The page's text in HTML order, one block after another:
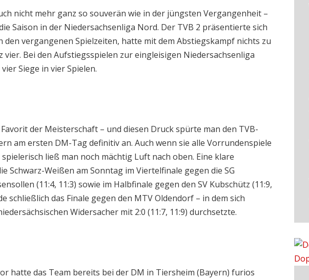
nicht mehr ganz so souverän wie in der jüngsten Vergangenheit –
Saison in der Niedersachsenliga Nord. Der TVB 2 präsentierte sich
den vergangenen Spielzeiten, hatte mit dem Abstiegskampf nichts zu
vier. Bei den Aufstiegsspielen zur eingleisigen Niedersachsenliga
Siege in vier Spielen.
der Meisterschaft – und diesen Druck spürte man den TVB-
am ersten DM-Tag definitiv an. Auch wenn sie alle Vorrundenspiele
ließ man noch mächtig Luft nach oben. Eine klare
Schwarz-Weißen am Sonntag im Viertelfinale gegen die SG
(11:4, 11:3) sowie im Halbfinale gegen den SV Kubschütz (11:9,
schließlich das Finale gegen den MTV Oldendorf – in dem sich
Widersacher mit 2:0 (11:7, 11:9) durchsetzte.
hatte das Team bereits bei der DM in Tiersheim (Bayern) furios